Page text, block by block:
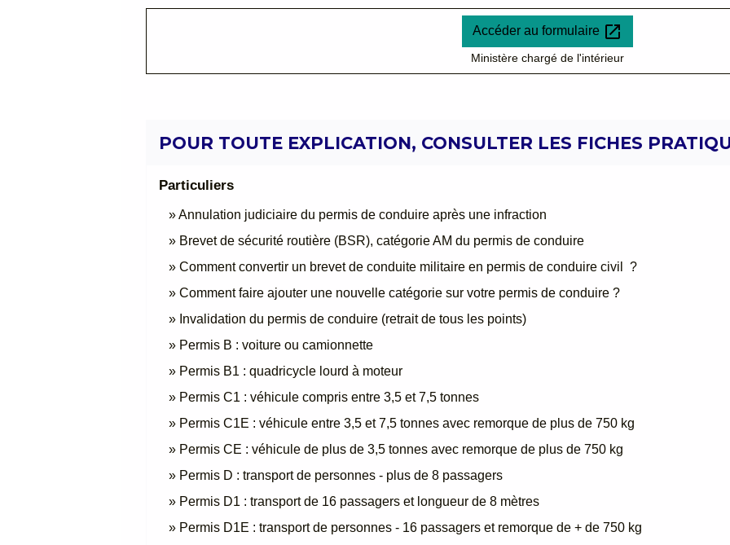
Accéder au formulaire open_in_new
Ministère chargé de l'intérieur
POUR TOUTE EXPLICATION, CONSULTER LES FICHES
Particuliers
Annulation judiciaire du permis de conduire après une infraction
Brevet de sécurité routière (BSR), catégorie AM du permis de conduire
Comment convertir un brevet de conduite militaire en permis de conduire civil ?
Comment faire ajouter une nouvelle catégorie sur votre permis de conduire ?
Invalidation du permis de conduire (retrait de tous les points)
Permis B : voiture ou camionnette
Permis B1 : quadricycle lourd à moteur
Permis C1 : véhicule compris entre 3,5 et 7,5 tonnes
Permis C1E : véhicule entre 3,5 et 7,5 tonnes avec remorque de plus de 750 kg
Permis CE : véhicule de plus de 3,5 tonnes avec remorque de plus de 750 kg
Permis D : transport de personnes - plus de 8 passagers
Permis D1 : transport de 16 passagers et longueur de 8 mètres
Permis D1E : transport de personnes - 16 passagers et remorque de + de 750 kg